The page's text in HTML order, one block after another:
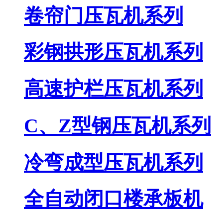
卷帘门压瓦机系列
彩钢拱形压瓦机系列
高速护栏压瓦机系列
C、Z型钢压瓦机系列
冷弯成型压瓦机系列
全自动闭口楼承板机